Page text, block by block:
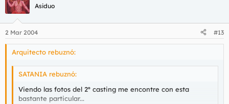
Asiduo
2 Mar 2004 #13
Arquitecto rebuznó:
SATANIA rebuznó:
Viendo las fotos del 2º casting me encontre con esta
bastante particular...